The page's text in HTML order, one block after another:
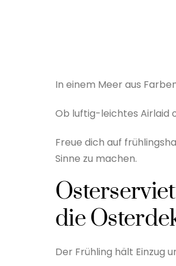
In einem Meer aus
Ob luftig-leichtes Airlaid
Freue dich auf
Sinne zu machen.
die
Der Frühling hält Einzug